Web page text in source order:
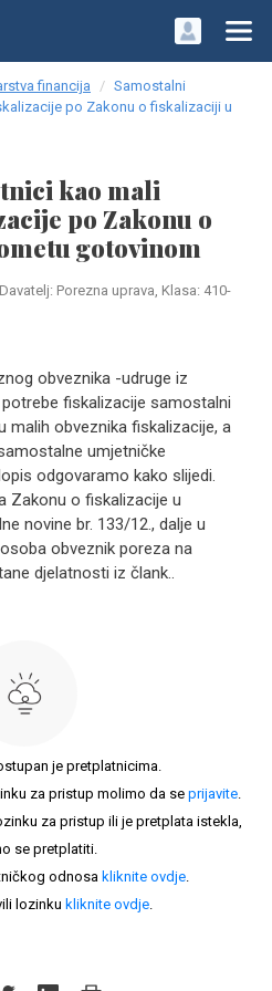
financija
Samostalni
po Zakonu o fiskalizaciji u
kao mali
po Zakonu o
gotovinom
Porezna uprava, Klasa: 410-
obveznika -udruge iz
fiskalizacije samostalni
malih obveznika fiskalizacije, a
umjetničke
odgovaramo kako slijedi.
Zakonu o fiskalizacije u
novine br. 133/12., dalje u
obveznik poreza na
djelatnosti iz člank..
je pretplatnicima.
za pristup molimo da se prijavite.
za pristup ili je pretplata istekla,
se pretplatiti.
odnosa kliknite ovdje.
lozinku kliknite ovdje.